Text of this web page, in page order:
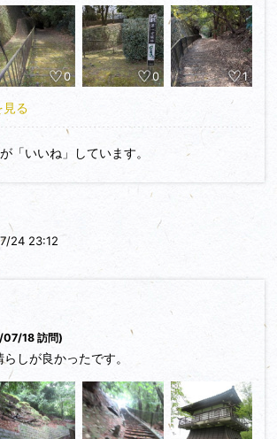
後に逃げ帰ろうと北へ敗走します。対する
つきます。そこで大友軍は、さらに大量の
います。次は、大友軍がとどめを刺された
陣があった無鹿を訪れます。
まいました（往復２時間）。車の方は宗麟
ます。TVを見ると各地寒波による大雪で大
ましたが、ここ宮崎県は別世界。快晴で気
の花が咲き、頂上に着く頃には汗が流れ出
月なのかと疑いたくなる程の暖かさでした
の方にはすいません。
麟原入口に着くと説明板がありました（写
ら左側の松山へ入ります（写真⑨）。入
で全く整備されておらず眺望もなく、藪を
まで進みました。するとちょうど切堀の跡
きました（写真⑩）。写真⑧の図の南北の
している切堀と思われます。しかしそこから
前へ進めず、結局ここで断念してしまいまし
てほしいものです。
り、全体を見渡して見ました（写真
、ここから遠くに見える「根白坂」で行
どんな思いで、この松山之陣から根白坂の
のでしょうか？
５万の兵、豊臣秀長の１５万の兵を凌いだと
0 0 1
見る
「いいね」しています。
24 23:12
18 訪問)
しが良かったです。